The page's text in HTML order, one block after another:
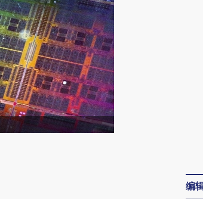
编